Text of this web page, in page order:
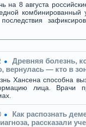
на 8 августа
комбинированный
Древняя болезнь,
вернулась — кто в
Хансена способна
лица. Врачи
Как распознать
рассказали